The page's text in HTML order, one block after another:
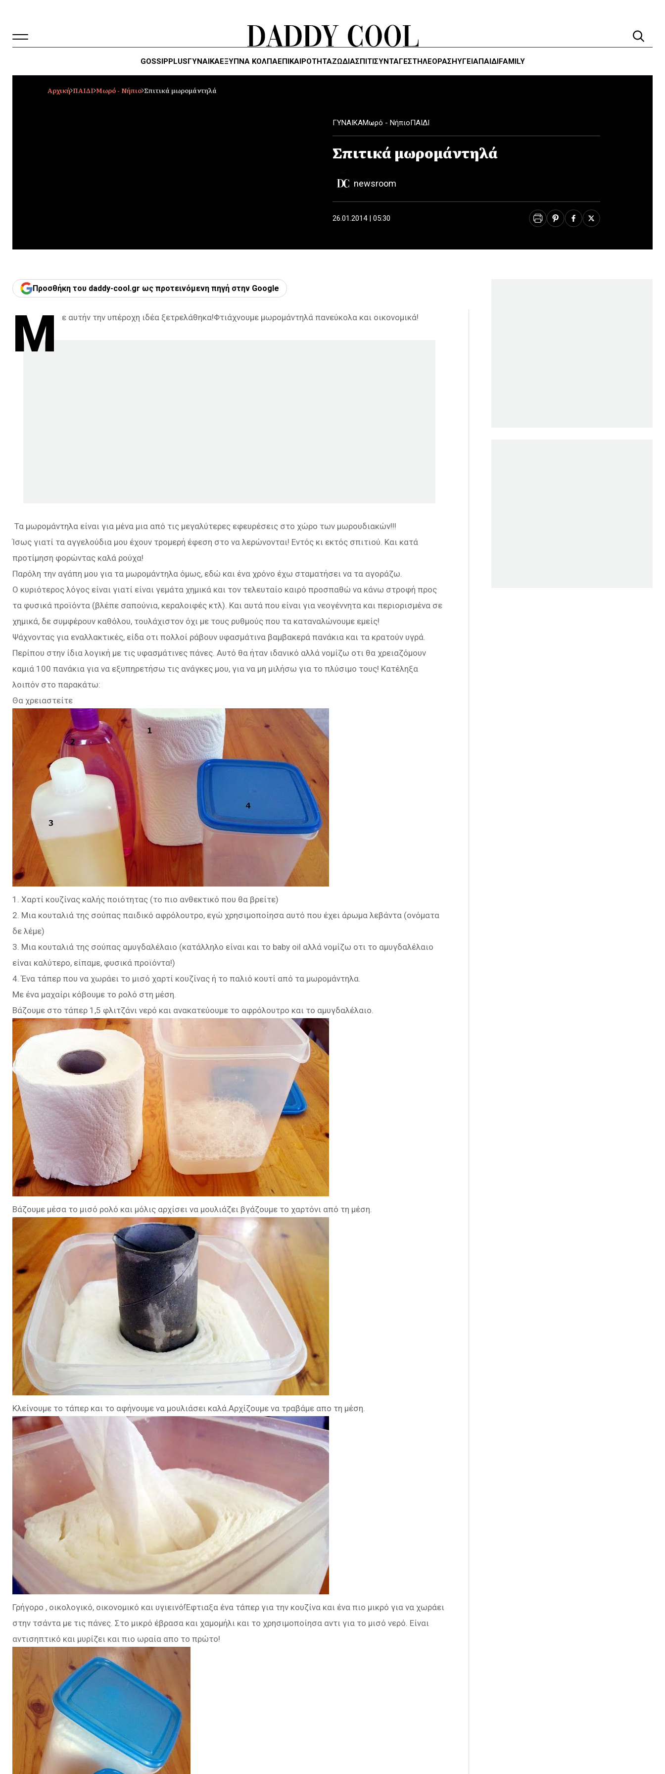
GOSSIPPLUSΓΥΝΑΙΚΑΈΞΥΠΝΑ ΚΌΛΠΑΕΠΙΚΑΙΡΟΤΗΤΑΖΏΔΙΑΣΠΙΤΙΣΥΝΤΑΓΕΣΤΗΛΕΌΡΑΣΗΥΓΕΊΑΠΑΙΔΙFAMILY
Αρχική ΠΑΙΔΙ Μωρό - Νήπιο Σπιτικά μωρομάντηλά
ΓΥΝΑΙΚΑΜωρό - ΝήπιοΠΑΙΔΙ
Σπιτικά μωρομάντηλά
newsroom
26.01.2014 | 05:30
Προσθήκη του daddy-cool.gr ως προτεινόμενη πηγή στην Google
Μ ε αυτήν την υπέροχη ιδέα ξετρελάθηκα!Φτιάχνουμε μωρομάντηλά πανεύκολα και οικονομικά!
Τα μωρομάντηλα είναι για μένα μια από τις μεγαλύτερες εφευρέσεις στο χώρο των μωρουδιακών!!!
Ίσως γιατί τα αγγελούδια μου έχουν τρομερή έφεση στο να λερώνονται! Εντός κι εκτός σπιτιού. Και κατά
προτίμηση φορώντας καλά ρούχα!
Παρόλη την αγάπη μου για τα μωρομάντηλα όμως, εδώ και ένα χρόνο έχω σταματήσει να τα αγοράζω.
Ο κυριότερος λόγος είναι γιατί είναι γεμάτα χημικά και τον τελευταίο καιρό προσπαθώ να κάνω στροφή προς
τα φυσικά προϊόντα (βλέπε σαπούνια, κεραλοιφές κτλ). Και αυτά που είναι για νεογέννητα και περιορισμένα σε
χημικά, δε συμφέρουν καθόλου, τουλάχιστον όχι με τους ρυθμούς που τα καταναλώνουμε εμείς!
Ψάχνοντας για εναλλακτικές, είδα οτι πολλοί ράβουν υφασμάτινα βαμβακερά πανάκια και τα κρατούν υγρά.
Περίπου στην ίδια λογική με τις υφασμάτινες πάνες. Αυτό θα ήταν ιδανικό αλλά νομίζω οτι θα χρειαζόμουν
καμιά 100 πανάκια για να εξυπηρετήσω τις ανάγκες μου, για να μη μιλήσω για το πλύσιμο τους! Κατέληξα
λοιπόν στο παρακάτω:
Θα χρειαστείτε
1. Χαρτί κουζίνας καλής ποιότητας (το πιο ανθεκτικό που θα βρείτε)
2. Μια κουταλιά της σούπας παιδικό αφρόλουτρο, εγώ χρησιμοποίησα αυτό που έχει άρωμα λεβάντα (ονόματα
δε λέμε)
3. Μια κουταλιά της σούπας αμυγδαλέλαιο (κατάλληλο είναι και το baby oil αλλά νομίζω οτι το αμυγδαλέλαιο
είναι καλύτερο, είπαμε, φυσικά προϊόντα!)
4. Ένα τάπερ που να χωράει το μισό χαρτί κουζίνας ή το παλιό κουτί από τα μωρομάντηλα.
Με ένα μαχαίρι κόβουμε το ρολό στη μέση.
Βάζουμε στο τάπερ 1,5 φλιτζάνι νερό και ανακατεύουμε το αφρόλουτρο και το αμυγδαλέλαιο.
Βάζουμε μέσα το μισό ρολό και μόλις αρχίσει να μουλιάζει βγάζουμε το χαρτόνι από τη μέση.
Κλείνουμε το τάπερ και το αφήνουμε να μουλιάσει καλά.Αρχίζουμε να τραβάμε απο τη μέση.
Γρήγορο , οικολογικό, οικονομικό και υγιεινό!Έφτιαξα ένα τάπερ για την κουζίνα και ένα πιο μικρό για να χωράει
στην τσάντα με τις πάνες. Στο μικρό έβρασα και χαμομήλι και το χρησιμοποίησα αντι για το μισό νερό. Είναι
αντισηπτικό και μυρίζει και πιο ωραία απο το πρώτο!